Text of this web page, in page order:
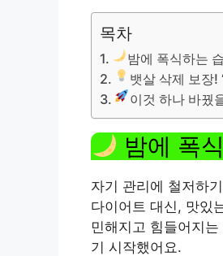
목차
밤에 폭식하는
뱃살 삭제 보장!
이것 하나 바꿨
밤에 폭
자기 관리에 철저하
다이어트 대신, 맛있
민해지고 힘들어지
기 시작했어요.